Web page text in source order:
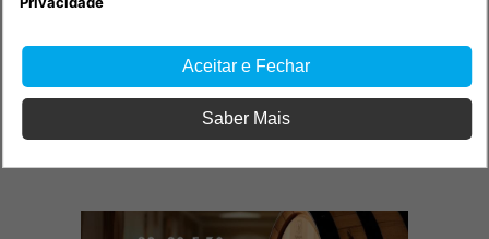
Fim de Semana
2026-08-05 14:55h
Exposição “Faces da Música”
Aceitar e Fechar
Saber Mais